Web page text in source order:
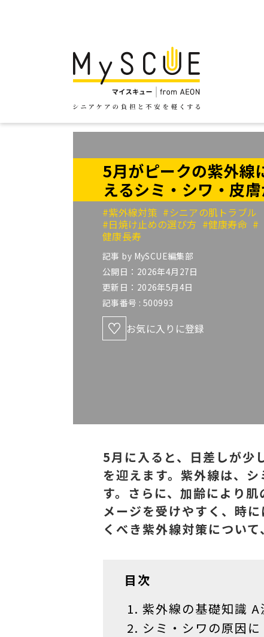
5月がピークの紫外線
えるシミ・シワ・皮
#紫外線対策 #シニアの肌トラブル
#日焼け止めの選び方 #健康寿命 #
健康長寿
記事 by MySCUE編集部
公開日：2026年4月27日
更新日：2026年5月4日
記事番号 : 500993
お気に入りに登録
5月に入ると、日差しが少
を迎えます。紫外線は、
す。さらに、加齢により
メージを受けやすく、時
くべき紫外線対策につい
目次
紫外線の基礎知識
シミ・シワの原因